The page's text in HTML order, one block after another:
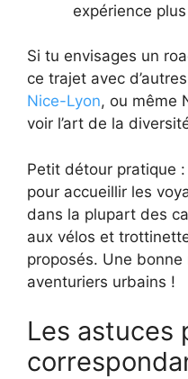
expérience
Si tu envisages un
ce trajet avec
Nice-Lyon, ou même
voir l’art de la
Petit détour pratique
pour accueillir les
dans la plupart des
aux vélos et
proposés. Une
aventuriers urbains !
Les astuces